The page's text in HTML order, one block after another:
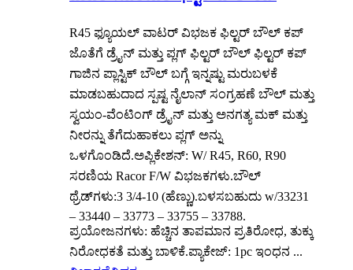
R45 ಫ್ಯೂಯಲ್ ವಾಟರ್ ವಿಭಜಕ ಫಿಲ್ಟರ್ ಬೌಲ್ ಕಪ್
ಜೊತೆಗೆ ಡ್ರೈನ್ ಮತ್ತು ಪ್ಲಗ್ ಫಿಲ್ಟರ್ ಬೌಲ್ ಫಿಲ್ಟರ್ ಕಪ್
ಗಾಜಿನ ಪ್ಲಾಸ್ಟಿಕ್ ಬೌಲ್ ಬಗ್ಗೆ ಇನ್ನಷ್ಟು ಮರುಬಳಕೆ
ಮಾಡಬಹುದಾದ ಸ್ಪಷ್ಟ ನೈಲಾನ್ ಸಂಗ್ರಹಣೆ ಬೌಲ್ ಮತ್ತು
ಸ್ವಯಂ-ವೆಂಟಿಂಗ್ ಡ್ರೈನ್ ಮತ್ತು ಅನಗತ್ಯ ಮಕ್ ಮತ್ತು
ನೀರನ್ನು ತೆಗೆದುಹಾಕಲು ಪ್ಲಗ್ ಅನ್ನು
ಒಳಗೊಂಡಿದೆ.ಅಪ್ಲಿಕೇಶನ್: W/ R45, R60, R90
ಸರಣಿಯ Racor F/W ವಿಭಜಕಗಳು.ಬೌಲ್
ಥ್ರೆಡ್‌ಗಳು:3 3/4-10 (ಹೆಣ್ಣು).ಬಳಸಬಹುದು w/33231
– 33440 – 33773 – 33755 – 33788.
ಪ್ರಯೋಜನಗಳು: ಹೆಚ್ಚಿನ ತಾಪಮಾನ ಪ್ರತಿರೋಧ, ತುಕ್ಕು
ನಿರೋಧಕತೆ ಮತ್ತು ಬಾಳಿಕೆ.ಪ್ಯಾಕೇಜ್: 1pc ಇಂಧನ ...